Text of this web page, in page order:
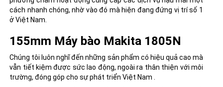
cách nhanh chóng, nhờ vào đó mà hiện đang đứng vị trí số 1
ở Việt Nam.
155mm Máy bào Makita 1805N
Chúng tôi luôn nghĩ đến những sản phẩm có hiệu quả cao mà
vẫn tiết kiệm được sức lao động, ngoài ra thân thiện với môi
trường, đóng góp cho sự phát triển Việt Nam .